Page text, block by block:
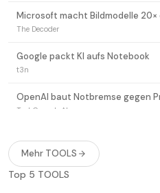
Microsoft macht Bildmodelle
The Decoder
Google packt KI aufs Notebook
t3n
OpenAI baut Notbremse gegen
TechCrunch AI
InfoQ AI/ML
Grok macht jetzt aus Fotos echte
Mehr TOOLS
Top 5 TOOLS